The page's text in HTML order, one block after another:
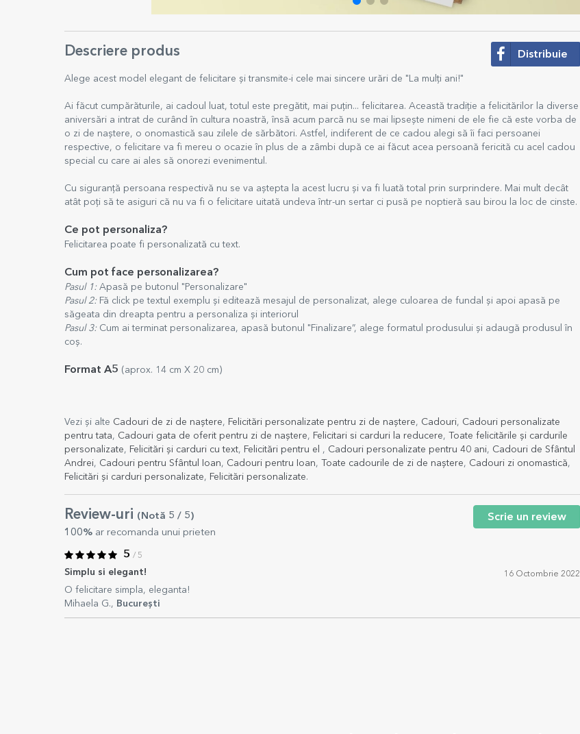
Descriere produs Distribuie
Alege acest model elegant de felicitare și transmite-i cele mai sincere urări de "La mulți ani!"
Ai făcut cumpărăturile, ai cadoul luat, totul este pregătit, mai puțin... felicitarea. Această tradiție a felicitărilor la diverse
aniversări a intrat de curând în cultura noastră, însă acum parcă nu se mai lipsește nimeni de ele fie că este vorba de
o zi de naștere, o onomastică sau zilele de sărbători. Astfel, indiferent de ce cadou alegi să îi faci persoanei
respective, o felicitare va fi mereu o ocazie în plus de a zâmbi după ce ai făcut acea persoană fericită cu acel cadou
special cu care ai ales să onorezi evenimentul.
Cu siguranță persoana respectivă nu se va aștepta la acest lucru și va fi luată total prin surprindere. Mai mult decât
atât poți să te asiguri că nu va fi o felicitare uitată undeva într-un sertar ci pusă pe noptieră sau birou la loc de cinste.
Ce pot personaliza?
Felicitarea poate fi personalizată cu text.
Cum pot face personalizarea?
Pasul 1: Apasă pe butonul "Personalizare"
Pasul 2: Fă click pe textul exemplu și editează mesajul de personalizat, alege culoarea de fundal și apoi apasă pe
săgeata din dreapta pentru a personaliza și interiorul
Pasul 3: Cum ai terminat personalizarea, apasă butonul "Finalizare”, alege formatul produsului și adaugă produsul în
coș.
Format A5 (aprox. 14 cm X 20 cm)
Vezi și alte Cadouri de zi de naștere, Felicitări personalizate pentru zi de naștere, Cadouri, Cadouri personalizate
pentru tata, Cadouri gata de oferit pentru zi de naștere, Felicitari si carduri la reducere,
Toate felicitările și cardurile
personalizate, Felicitări și carduri cu text, Felicitări pentru el , Cadouri personalizate pentru 40 ani, Cadouri de Sfântul
Andrei, Cadouri pentru Sfântul Ioan, Cadouri pentru Ioan, Toate cadourile de zi de naștere, Cadouri zi onomastică,
Felicitări și carduri personalizate, Felicitări personalizate.
Review-uri (Notă 5 / 5)
100% ar recomanda unui prieten
Scrie un review
5 / 5
Simplu si elegant! 16 Octombrie 2022
O felicitare simpla, eleganta!
Mihaela G., București